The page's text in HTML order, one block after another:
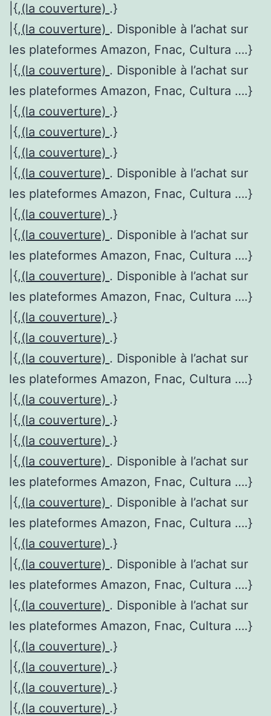
|{,(la couverture) .}
|{,(la couverture) . Disponible à l’achat sur
les plateformes Amazon, Fnac, Cultura ….}
|{,(la couverture) . Disponible à l’achat sur
les plateformes Amazon, Fnac, Cultura ….}
|{,(la couverture) .}
|{,(la couverture) .}
|{,(la couverture) .}
|{,(la couverture) . Disponible à l’achat sur
les plateformes Amazon, Fnac, Cultura ….}
|{,(la couverture) .}
|{,(la couverture) . Disponible à l’achat sur
les plateformes Amazon, Fnac, Cultura ….}
|{,(la couverture) . Disponible à l’achat sur
les plateformes Amazon, Fnac, Cultura ….}
|{,(la couverture) .}
|{,(la couverture) .}
|{,(la couverture) . Disponible à l’achat sur
les plateformes Amazon, Fnac, Cultura ….}
|{,(la couverture) .}
|{,(la couverture) .}
|{,(la couverture) .}
|{,(la couverture) . Disponible à l’achat sur
les plateformes Amazon, Fnac, Cultura ….}
|{,(la couverture) . Disponible à l’achat sur
les plateformes Amazon, Fnac, Cultura ….}
|{,(la couverture) .}
|{,(la couverture) . Disponible à l’achat sur
les plateformes Amazon, Fnac, Cultura ….}
|{,(la couverture) . Disponible à l’achat sur
les plateformes Amazon, Fnac, Cultura ….}
|{,(la couverture) .}
|{,(la couverture) .}
|{,(la couverture) .}
|{,(la couverture) .}